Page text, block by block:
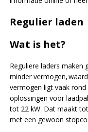
Regulier laden
Wat is het?
Reguliere laders maken
minder vermogen,
vermogen ligt vaak rond
oplossingen voor
tot 22 kW. Dat maakt
met een gewoon